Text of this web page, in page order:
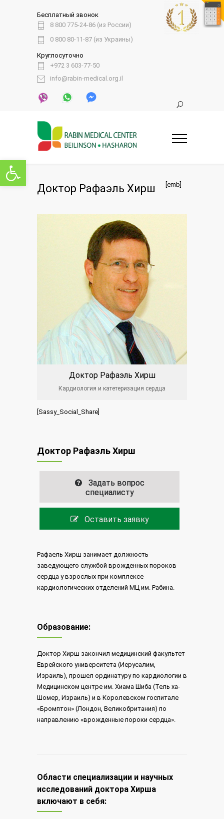
Открыть панель инструментов
Бесплатный звонок
8 800 775-24-86 (из России)
0 800 80-11-87 (из Украины)
Круглосуточно
+972 3 603-77-50
info@rabin-medical.org.il
Доктор Рафаэль Хирш [emb]
Доктор Рафаэль Хирш
Кардиология и катетеризация сердца
[Sassy_Social_Share]
Доктор Рафаэль Хирш
Задать вопрос
специалисту
Оставить заявку
Рафаель Хирш занимает должность
заведующего службой врожденных пороков
сердца у взрослых при комплексе
кардиологических отделений МЦ им. Рабина.
Образование:
Доктор Хирш закончил медицинский факультет
Еврейского университета (Иерусалим,
Израиль), прошел ординатуру по кардиологии в
Медицинском центре им. Хиама Шиба (Тель ха-
Шомер, Израиль) и в Королевском госпитале
«Бромптон» (Лондон, Великобритания) по
направлению «врожденные пороки сердца».
Области специализации и научных
исследований доктора Хирша
включают в себя: